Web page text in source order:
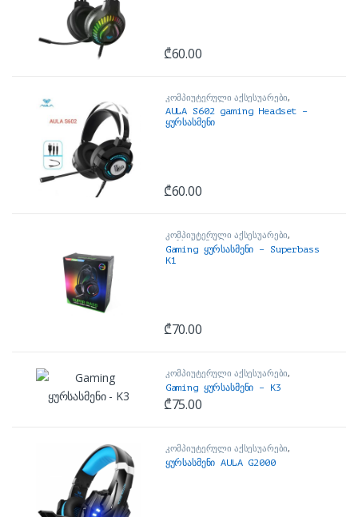
₾60.00
კომპიუტერული აქსესუარები,
ტელეფონის აქსესუარი
ყურსასმენები,ყურსასმენები
AULA S602 gaming Headset –
ყურსასმენი
₾60.00
კომპიუტერული აქსესუარები,
ყურსასმენები
Gaming ყურსასმენი – Superbass
K1
₾70.00
კომპიუტერული აქსესუარები,
ყურსასმენები
Gaming ყურსასმენი – K3
₾75.00
კომპიუტერული აქსესუარები,
ყურსასმენები
ყურსასმენი AULA G2000